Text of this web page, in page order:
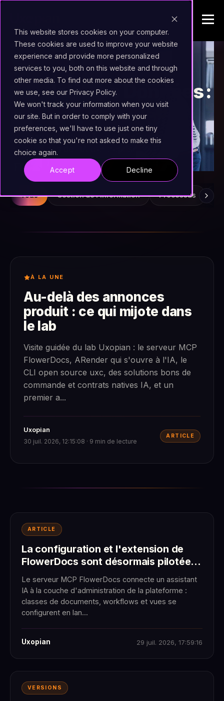
This website stores cookies on your computer.
These cookies are used to improve your website
experience and provide more personalized
services to you, both on this website and through
other media. To find out more about the cookies
we use, see our Privacy Policy.
We won't track your information when you visit
our site. But in order to comply with your
preferences, we'll have to use just one tiny
cookie so that you're not asked to make this
choice again.
Accept Decline
L’UXOBLOG
Au-delà des Données :
L’IA en Entreprise
Visions stratégiques, actualités produit et
décryptages de l’IA d’entreprise
Tous Gestion de l'information Processus
À LA UNE
Au-delà des annonces
produit : ce qui mijote dans
le lab
Visite guidée du lab Uxopian : le serveur MCP
FlowerDocs, ARender qui s'ouvre à l'IA, le
CLI open source uxc, des solutions bons de
commande et contrats natives IA, et un
premier a...
Uxopian
30 juil. 2026, 12:15:08 · 9 min de lecture
ARTICLE
ARTICLE
La configuration et l'extension de
FlowerDocs sont désormais pilotées
par l'IA
Le serveur MCP FlowerDocs connecte un assistant
IA à la couche d'administration de la plateforme :
classes de documents, workflows et vues se
configurent en lan...
Uxopian 29 juil. 2026, 17:59:16
VERSIONS